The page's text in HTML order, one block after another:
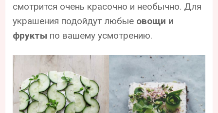
смотрится очень красочно и необычно. Для
украшения подойдут любые овощи и
фрукты по вашему усмотрению.